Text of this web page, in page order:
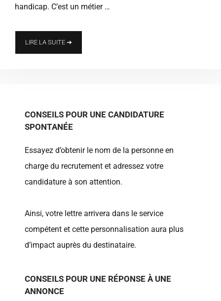
handicap. C’est un métier …
LIRE LA SUITE ➔
CONSEILS POUR UNE CANDIDATURE
SPONTANÉE
Essayez d’obtenir le nom de la personne en
charge du recrutement et adressez votre
candidature à son attention.
Ainsi, votre lettre arrivera dans le service
compétent et cette personnalisation aura plus
d’impact auprès du destinataire.
CONSEILS POUR UNE RÉPONSE À UNE
ANNONCE